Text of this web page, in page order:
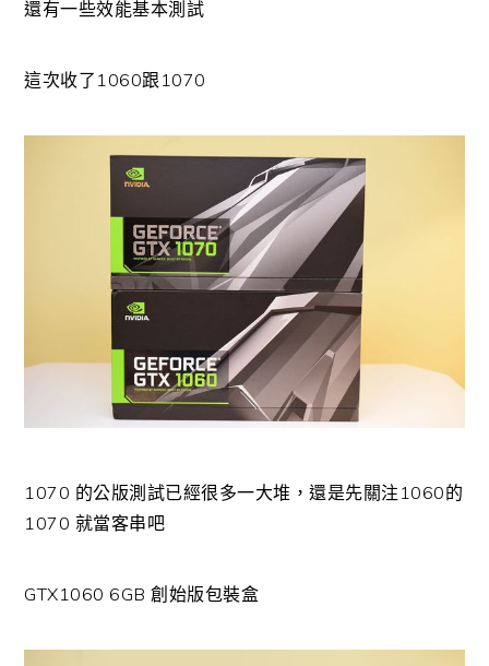
還有一些效能基本測試
這次收了1060跟1070
1070 的公版測試已經很多一大堆，還是先關注1060的
1070 就當客串吧
GTX1060 6GB 創始版包裝盒